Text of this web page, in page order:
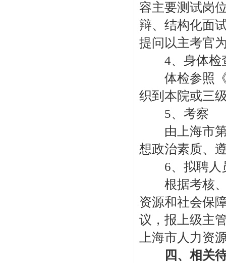
容主要测试岗
辩、结构化面
提问以主考官
4、身体检
体检参照《
织到本院或三
5、考察
由上海市第
想政治素质、
6、拟聘人
根据考核、
资源和社会保
议，报上级主
上海市人力资
四、相关待